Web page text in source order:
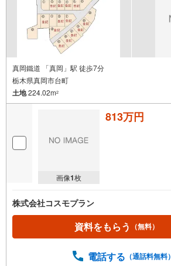
真岡鐵道 「真岡」駅 徒歩7分
栃木県真岡市台町
土地224.02m2
画像1枚
813万円
株式会社コスモプラン
資料をもらう （無料）
電話する （通話料無料）